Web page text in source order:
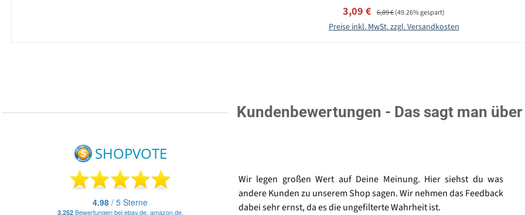
Verkaufspreis:
3,09 € Regulärer Preis:
6,09 €(49.26% gespart)
Preise inkl. MwSt. zzgl. Versandkosten
Kundenbewertungen - Das sagt man
Wir legen großen Wert auf Deine Meinung. Hier siehst du was
andere Kunden zu unserem Shop sagen. Wir nehmen das Feedback
dabei sehr ernst, da es die ungefilterte Wahrheit ist.